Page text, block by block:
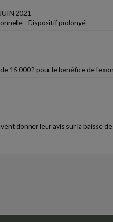
2021
- Dispositif prolongé
15 000 ? pour le bénéfice de
donner leur avis sur la baisse